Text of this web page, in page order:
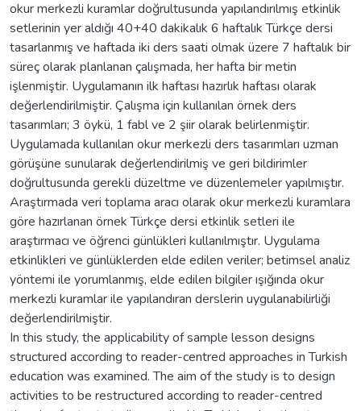
okur merkezli kuramlar doğrultusunda yapılandırılmış etkinlik
setlerinin yer aldığı 40+40 dakikalık 6 haftalık Türkçe dersi
tasarlanmış ve haftada iki ders saati olmak üzere 7 haftalık bir
süreç olarak planlanan çalışmada, her hafta bir metin
işlenmiştir. Uygulamanın ilk haftası hazırlık haftası olarak
değerlendirilmiştir. Çalışma için kullanılan örnek ders
tasarımları; 3 öykü, 1 fabl ve 2 şiir olarak belirlenmiştir.
Uygulamada kullanılan okur merkezli ders tasarımları uzman
görüşüne sunularak değerlendirilmiş ve geri bildirimler
doğrultusunda gerekli düzeltme ve düzenlemeler yapılmıştır.
Araştırmada veri toplama aracı olarak okur merkezli kuramlara
göre hazırlanan örnek Türkçe dersi etkinlik setleri ile
araştırmacı ve öğrenci günlükleri kullanılmıştır. Uygulama
etkinlikleri ve günlüklerden elde edilen veriler; betimsel analiz
yöntemi ile yorumlanmış, elde edilen bilgiler ışığında okur
merkezli kuramlar ile yapılandıran derslerin uygulanabilirliği
değerlendirilmiştir.
In this study, the applicability of sample lesson designs
structured according to reader-centred approaches in Turkish
education was examined. The aim of the study is to design
activities to be restructured according to reader-centred